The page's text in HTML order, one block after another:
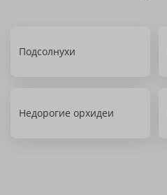
Подсолнухи
Недорогие орхидеи